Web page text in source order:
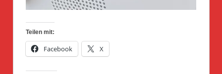
Teilen mit:
Facebook X